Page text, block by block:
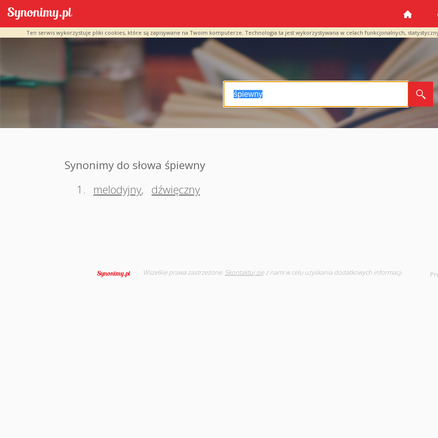
Ten serwis wykorzystuje pliki cookies, które są zapisywane na Twoim komputerze. Technologia ta jest wykorzystywana w celach funkcjonalnych,
Synonimy do słowa śpiewny
1.
melodyjny, dźwięczny
Wszelkie prawa zastrzeżone. Skontaktuj sięz nami w celu uzyskania dodatkowych informacji